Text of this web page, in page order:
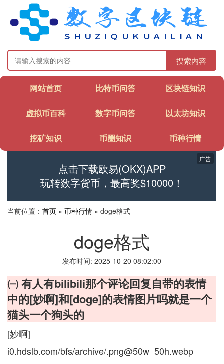
搜索内容
网站首页 比特币问答 区块链知识
虚拟币百科 数字币问答 以太坊知识
挖矿知识 币圈知识 币种行情
点击下载欧易(OKX)APP
玩转数字货币，最高奖$10000！
广告
当前位置： 首页 » 币种行情 » doge格式
doge格式
发布时间: 2025-10-20 08:02:00
㈠ 有人有bilibili那个评论回复自带的表情
中的[妙啊]和[doge]的表情图片吗就是一个
猫头一个狗头的
[妙啊]
i0.hdslb.com/bfs/archive/.png@50w_50h.webp